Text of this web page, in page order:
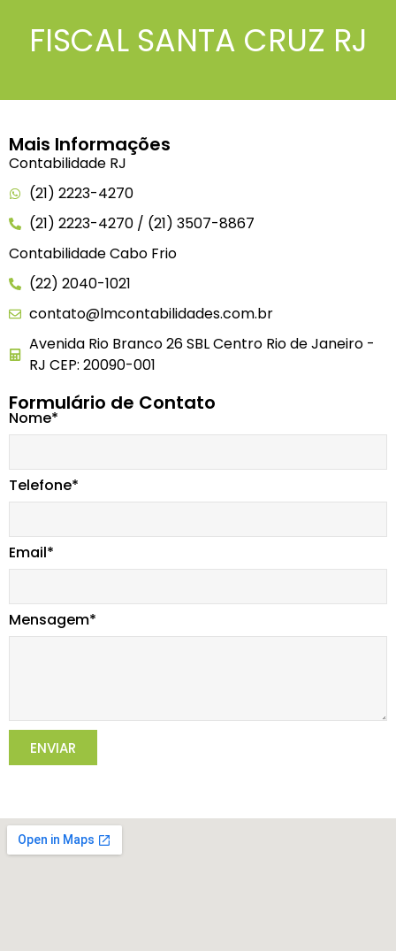
FISCAL SANTA CRUZ RJ
Mais Informações
Contabilidade RJ
(21) 2223-4270
(21) 2223-4270 / (21) 3507-8867
Contabilidade Cabo Frio
(22) 2040-1021
contato@lmcontabilidades.com.br
Avenida Rio Branco 26 SBL Centro Rio de Janeiro -
RJ CEP: 20090-001
Formulário de Contato
Nome*
Telefone*
Email*
Mensagem*
ENVIAR